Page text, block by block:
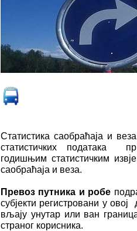
Статистика саобраћаја и
статистичких података
годишњим статистичким
саобраћаја и веза.
Превоз пут­ни­ка и ро­бе
субјекти ре­ги­стро­ва­ни у
вља­ју уну­тар или ван
стра­ног ко­ри­сни­ка.